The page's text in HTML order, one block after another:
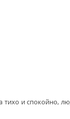
и спокойно,